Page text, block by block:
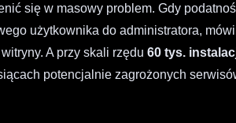
się w masowy problem. Gdy
użytkownika do administratora,
A przy skali rzędu60 tys.
potencjalnie zagrożonych